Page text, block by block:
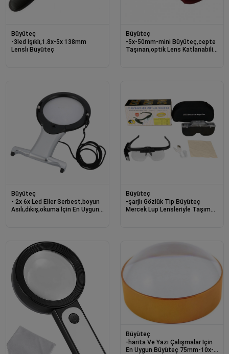
Büyüteç
-3led Işıklı,1.8x-5x 138mm
Lenslı Büyüteç
Büyüteç
-5x-50mm-mini Büyüteç,cepte
Taşınan,optik Lens Katlanabilir
Büyüteç
- 2x 6x Led Eller Serbest,boyun
Asılı,dıkış,okuma İçin En Uygun
Büyüteç
-şarjlı Gözlük Tip Büyüteç
Mercek Lup Lensleriyle Taşıma
Büyüteç
-harita Ve Yazı Çalışmalar Için
En Uygun Büyüteç 75mm-10x-